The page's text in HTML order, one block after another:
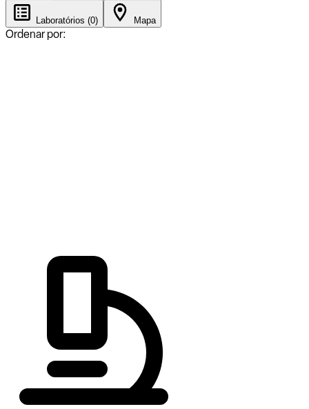
Laboratórios (0) Mapa
Ordenar por: